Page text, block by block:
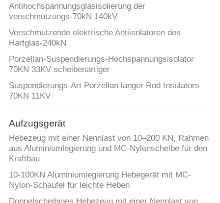
Antihochspannungsglasisolierung der
verschmutzungs-70kN 140kV
Verschmutzende elektrische Antiisolatoren des
Hartglas-240kN
Porzellan-Suspendierungs-Hochspannungsisolator
70KN 33KV scheibenartiger
Suspendierungs-Art Porzellan langer Rod Insulators
70KN 11KV
Aufzugsgerät
Hebezeug mit einer Nennlast von 10–200 KN, Rahmen
aus Aluminiumlegierung und MC-Nylonscheibe für den
Kraftbau
10-100KN Aluminiumlegierung Hebegerät mit MC-
Nylon-Schaufel für leichte Heben